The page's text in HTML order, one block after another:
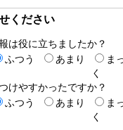
ください
は役に立ちましたか？
ふつう あまり
ま
く
けやすかったですか？
ふつう あまり
ま
く